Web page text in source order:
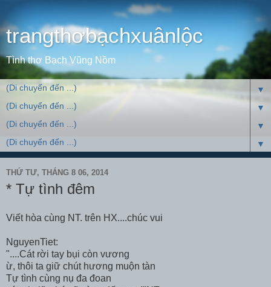
trangthơbạchxuânlộc
Tình thơ Bạch Vũng Nồm
▼
▼
▼
▼
THỨ TƯ, THÁNG 8 06, 2014
* Tự tình đêm
Viết hòa cùng NT. trên HX....chúc vui
NguyenTiet:
"....Cát rời tay bụi còn vương
ừ, thôi ta giữ chút hương muộn tàn
Tự tình cùng nụ đa đoan